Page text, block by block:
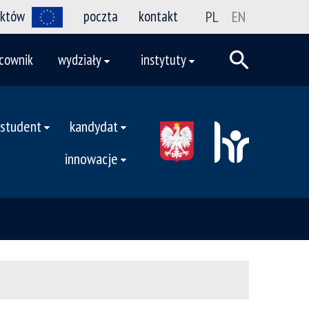
poczta kontakt PL EN
wydziały instytuty
student
kandydat
innowacje